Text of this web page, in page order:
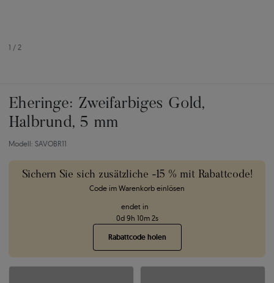
1 / 2
Eheringe: Zweifarbiges Gold,
Halbrund, 5 mm
Modell: SAVOBR11
Sichern Sie sich zusätzliche -15 % mit Rabattcode!
Code im Warenkorb einlösen
endet in
0d 9h 10m 1s
Rabattcode holen